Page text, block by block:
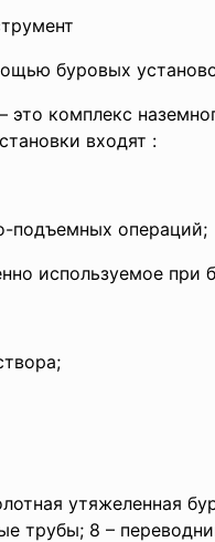
буровых
это комплекс
входят :
подъемных операций;
используемое при
утяжеленная
трубы; 8 –